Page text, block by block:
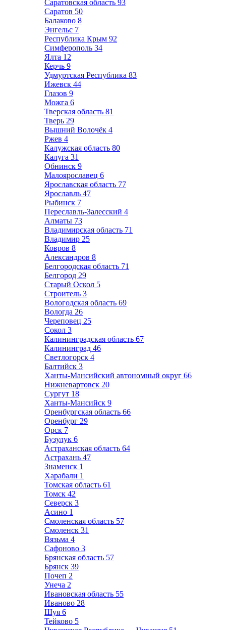
Саратовская область 93
Саратов 50
Балаково 8
Энгельс 7
Республика Крым 92
Симферополь 34
Ялта 12
Керчь 9
Удмуртская Республика 83
Ижевск 44
Глазов 9
Можга 6
Тверская область 81
Тверь 29
Вышний Волочёк 4
Ржев 4
Калужская область 80
Калуга 31
Обнинск 9
Малоярославец 6
Ярославская область 77
Ярославль 47
Рыбинск 7
Переславль-Залесский 4
Алматы 73
Владимирская область 71
Владимир 25
Ковров 8
Александров 8
Белгородская область 71
Белгород 29
Старый Оскол 5
Строитель 3
Вологодская область 69
Вологда 26
Череповец 25
Сокол 3
Калининградская область 67
Калининград 46
Светлогорск 4
Балтийск 3
Ханты-Мансийский автономный округ 66
Нижневартовск 20
Сургут 18
Ханты-Мансийск 9
Оренбургская область 66
Оренбург 29
Орск 7
Бузулук 6
Астраханская область 64
Астрахань 47
Знаменск 1
Харабали 1
Томская область 61
Томск 42
Северск 3
Асино 1
Смоленская область 57
Смоленск 31
Вязьма 4
Сафоново 3
Брянская область 57
Брянск 39
Почеп 2
Унеча 2
Ивановская область 55
Иваново 28
Шуя 6
Тейково 5